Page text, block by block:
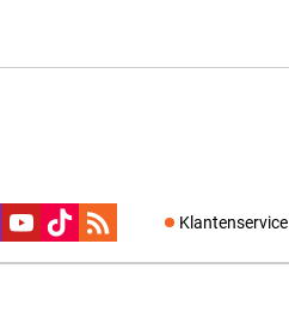
Klantenservice